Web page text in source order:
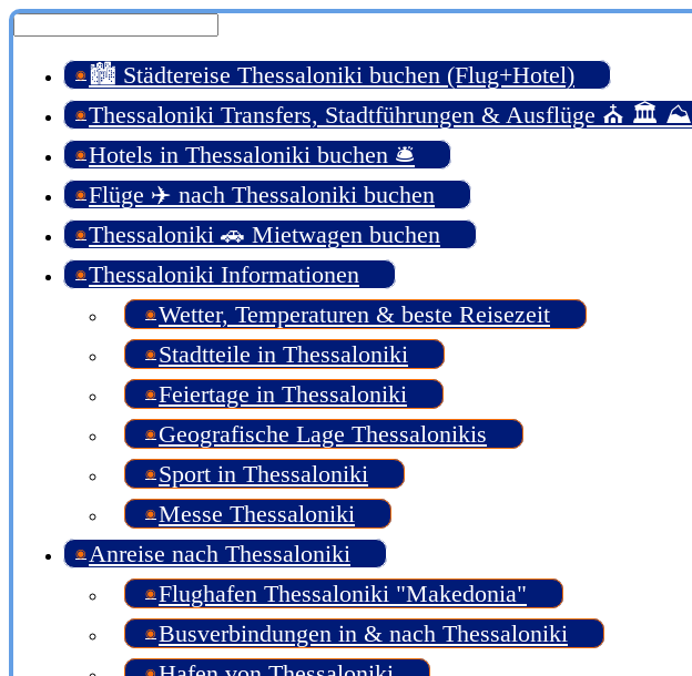
🏙️ Städtereise Thessaloniki buchen (Flug+Hotel)
Thessaloniki Transfers, Stadtführungen & Ausflüge ⛪ 🏛️ ⛰️
Hotels in Thessaloniki buchen 🛎️
Flüge ✈️ nach Thessaloniki buchen
Thessaloniki 🚗 Mietwagen buchen
Thessaloniki Informationen
Wetter, Temperaturen & beste Reisezeit
Stadtteile in Thessaloniki
Feiertage in Thessaloniki
Geografische Lage Thessalonikis
Sport in Thessaloniki
Messe Thessaloniki
Anreise nach Thessaloniki
Flughafen Thessaloniki "Makedonia"
Busverbindungen in & nach Thessaloniki